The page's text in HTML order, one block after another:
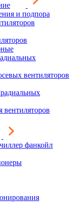
и подпора
вентиляторов
фанкойл